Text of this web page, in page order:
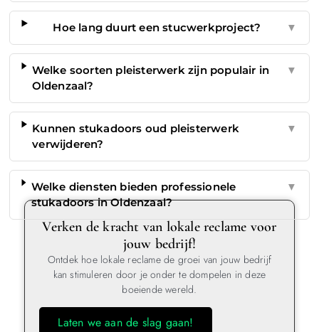
Hoe lang duurt een stucwerkproject? ▼
Welke soorten pleisterwerk zijn populair in
Oldenzaal?
▼
Kunnen stukadoors oud pleisterwerk
verwijderen?
▼
Welke diensten bieden professionele
stukadoors in Oldenzaal?
▼
Verken de kracht van lokale reclame voor
jouw bedrijf!
Ontdek hoe lokale reclame de groei van jouw bedrijf
kan stimuleren door je onder te dompelen in deze
boeiende wereld.
Laten we aan de slag gaan!